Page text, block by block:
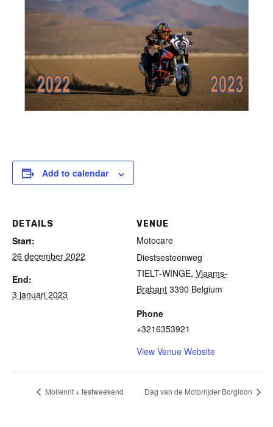
Add to calendar
DETAILS
Start:
26 december 2022
End:
3 januari 2023
VENUE
Motocare
Diestsesteenweg
TIELT-WINGE, Vlaams-
Brabant 3390 Belgium
Phone
+3216353921
View Venue Website
Mollenrit + testweekend Dag van de Motorrijder Borgloon